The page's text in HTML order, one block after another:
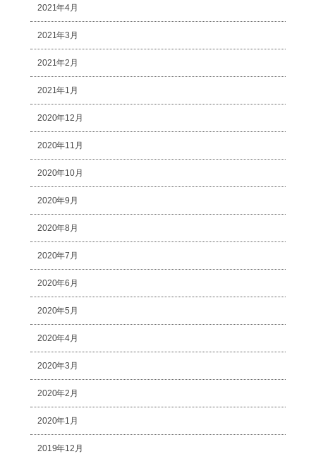
2021年4月
2021年3月
2021年2月
2021年1月
2020年12月
2020年11月
2020年10月
2020年9月
2020年8月
2020年7月
2020年6月
2020年5月
2020年4月
2020年3月
2020年2月
2020年1月
2019年12月